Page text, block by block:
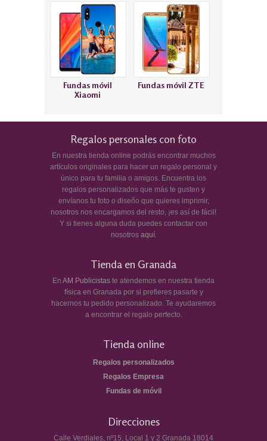
Fundas móvil
Xiaomi
Fundas móvil ZTE
Regalos personales con foto
En nuestra tienda online podrás encontrar muchos
artículos originales para hacer un regalo personal y
único para tu familia o amigos. Encuentra los
regalos personalizados que más te gusten y
envíanos tu foto o diseño que quieres imprimir,
nosotros nos encargamos del resto, ¡es así de fácil!
Y si tienes alguna duda puedes contactar con
nosotros aquí.
Tienda en Granada
En AM Publicistas te atendemos en nuestra tienda
física en Granada por si prefieres pasarte y
hacernos tu pedido personalizado. Te ayudaremos
a encontrar el regalo perfecto.
Tienda online
Regalos personalizados
Regalos Empresa
Fundas de móvil
Direcciones
Calle Verdiales, nº15, Local 1 y 2 Granada 18014